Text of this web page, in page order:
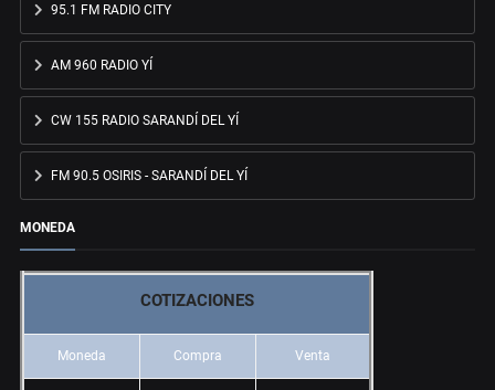
95.1 FM RADIO CITY
AM 960 RADIO YÍ
CW 155 RADIO SARANDÍ DEL YÍ
FM 90.5 OSIRIS - SARANDÍ DEL YÍ
MONEDA
COTIZACIONES
Moneda Compra Venta